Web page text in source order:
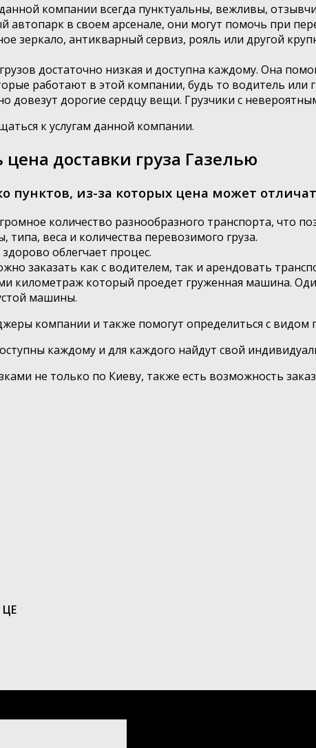
компании всегда пунктуальны, вежливы,
автопарк в своем арсенале, они могут помочь при
зеркало, антикварный сервиз, рояль или другой
достаточно низкая и доступна каждому. Она
работают в этой компании, будь то водитель или
довезут дорогие сердцу вещи. Грузчики с
к услугам данной компании.
цена доставки груза Газелью
пунктов, из-за которых цена может
количество разнообразного транспорта, что
типа, веса и количества перевозимого груза.
облегчает процес.
заказать как с водителем, так и арендовать
километраж который проедет груженная машина.
машины.
компании и также помогут определиться с видом
каждому и для каждого найдут свой
не только по Киеву, также есть возможность